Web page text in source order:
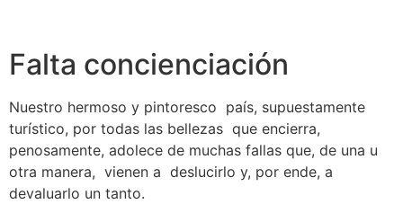
Falta concienciación
Nuestro hermoso y pintoresco país, supuestamente
turístico, por todas las bellezas que encierra,
penosamente, adolece de muchas fallas que, de una u
otra manera, vienen a deslucirlo y, por ende, a
devaluarlo un tanto.